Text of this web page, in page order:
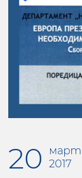
20
март
2017